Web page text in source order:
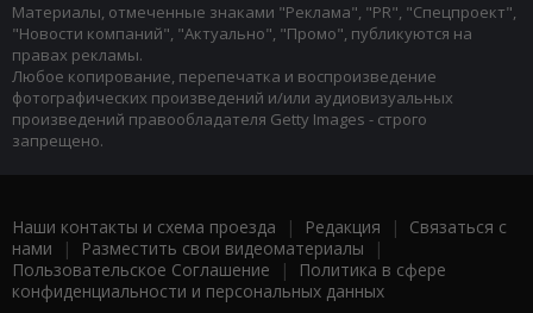
Материалы, отмеченные знаками "Реклама", "PR", "Спецпроект",
"Новости компаний", "Актуально", "Промо", публикуются на
правах рекламы.
Любое копирование, перепечатка и воспроизведение
фотографических произведений и/или аудиовизуальных
произведений правообладателя Getty Images - строго
запрещено.
Наши контакты и схема проезда | Редакция | Связаться с
нами | Разместить свои видеоматериалы |
Пользовательское Соглашение |
Политика в сфере
конфиденциальности и персональных данных